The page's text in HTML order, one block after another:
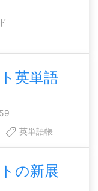
英単語
英単語帳
の新展